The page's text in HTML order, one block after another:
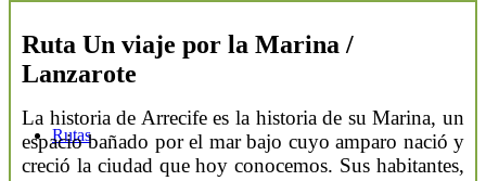
Rutas
Ruta Un viaje por la Marina /
Lanzarote
La historia de Arrecife es la historia de su Marina, un
espacio bañado por el mar bajo cuyo amparo nació y
creció la ciudad que hoy conocemos. Sus habitantes,